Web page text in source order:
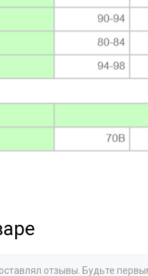
отзывы. Будьте